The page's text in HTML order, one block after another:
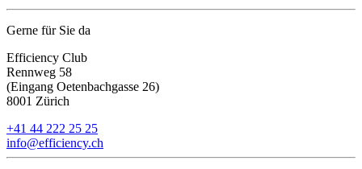
Gerne für Sie da
Efficiency Club
Rennweg 58
(Eingang Oetenbachgasse 26)
8001 Zürich
+41 44 222 25 25
info@efficiency.ch